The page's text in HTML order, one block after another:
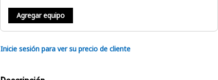
Agregar equipo
Inicie sesión para ver su precio de cliente